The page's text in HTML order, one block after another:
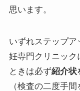
思います。
いずれステップ
妊専門クリニッ
ときは必ず紹介状
（検査の二度手間